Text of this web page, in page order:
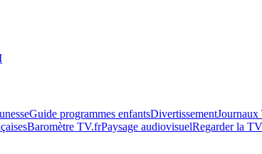
Guide programmes enfantsDivertissement
Baromètre TV.frPaysage audiovisuelRegarder la